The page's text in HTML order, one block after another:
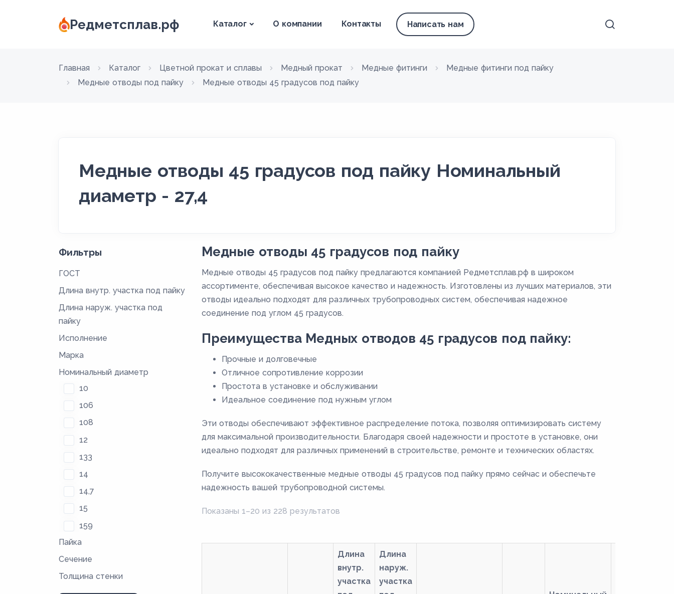
Редметсплав.рф Каталог О компании Контакты Написать нам
Главная Каталог Цветной прокат и сплавы Медный прокат Медные фитинги
Медные фитинги под пайку
Медные отводы под пайку
Медные отводы 45 градусов под пайку
Медные отводы 45 градусов под пайку Номинальный
диаметр - 27,4
Фильтры
ГОСТ
Длина внутр. участка под пайку
Длина наруж. участка под
пайку
Исполнение
Марка
Номинальный диаметр
10
106
108
12
133
14
14,7
15
159
16
18
21
Пайка
Сечение
Толщина стенки
Медные отводы 45 градусов под пайку
Медные отводы 45 градусов под пайку предлагаются компанией Редметсплав.рф в широком
ассортименте, обеспечивая высокое качество и надежность. Изготовлены из лучших материалов, эти
отводы идеально подходят для различных трубопроводных систем, обеспечивая надежное
соединение под углом 45 градусов.
Преимущества Медных отводов 45 градусов под пайку:
Прочные и долговечные
Отличное сопротивление коррозии
Простота в установке и обслуживании
Идеальное соединение под нужным углом
Эти отводы обеспечивают эффективное распределение потока, позволяя оптимизировать систему
для максимальной производительности. Благодаря своей надежности и простоте в установке, они
идеально подходят для различных применений в строительстве, ремонте и технических областях.
Получите высококачественные медные отводы 45 градусов под пайку прямо сейчас и обеспечьте
надежность вашей трубопроводной системы.
Показаны 1–20 из 228 результатов
Длина
внутр.
участка
Длина
наруж.
участка